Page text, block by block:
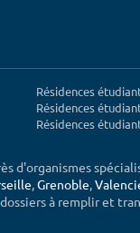
Résidences
Résidences
Résidences
d'organismes
,Grenoble,
à remplir et